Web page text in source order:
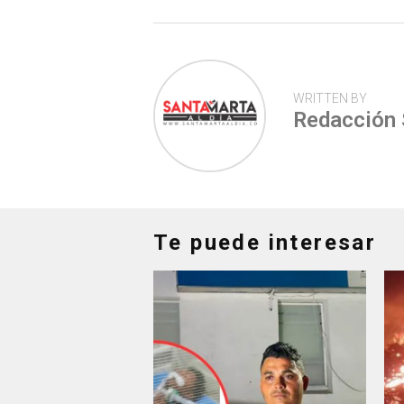
WRITTEN BY
Redacción
Te puede interesar